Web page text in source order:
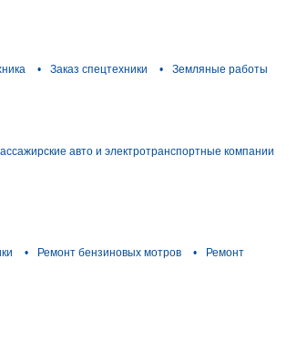
• Заказ спецтехники • Земляные работы
авто и электротранспортные компании
• Ремонт бензиновых мотров •
Ремонт